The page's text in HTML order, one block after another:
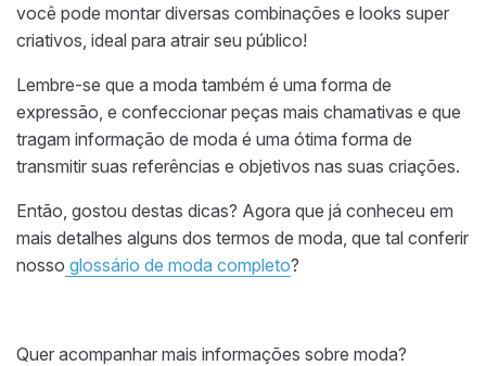
você pode montar diversas combinações e looks super
criativos, ideal para atrair seu público!
Lembre-se que a moda também é uma forma de
expressão, e confeccionar peças mais chamativas e que
tragam informação de moda é uma ótima forma de
transmitir suas referências e objetivos nas suas criações.
Então, gostou destas dicas? Agora que já conheceu em
mais detalhes alguns dos termos de moda, que tal conferir
nosso glossário de moda completo?
Quer acompanhar mais informações sobre moda?